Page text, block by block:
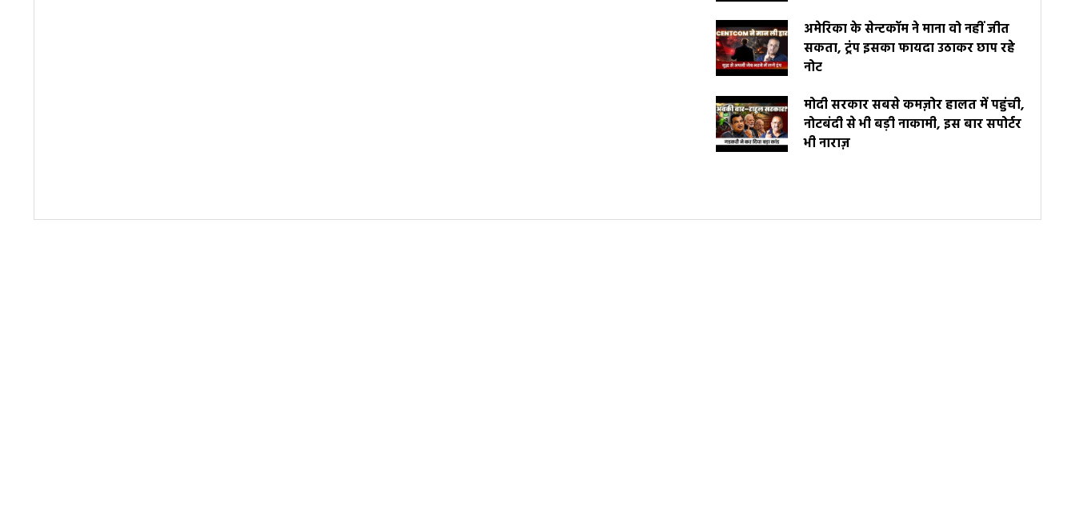
अमेरिका के सेन्टकॉम ने माना वो नहीं जीत
सकता, ट्रंप इसका फायदा उठाकर छाप रहे
नोट
मोदी सरकार सबसे कमज़ोर हालत में पहुंची,
नोटबंदी से भी बड़ी नाकामी, इस बार सपोर्टर
भी नाराज़